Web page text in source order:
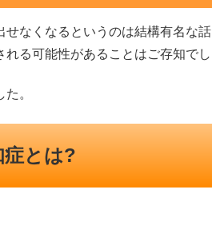
なくなるというのは結構有名な
る可能性があることはご存知で
。
症とは?